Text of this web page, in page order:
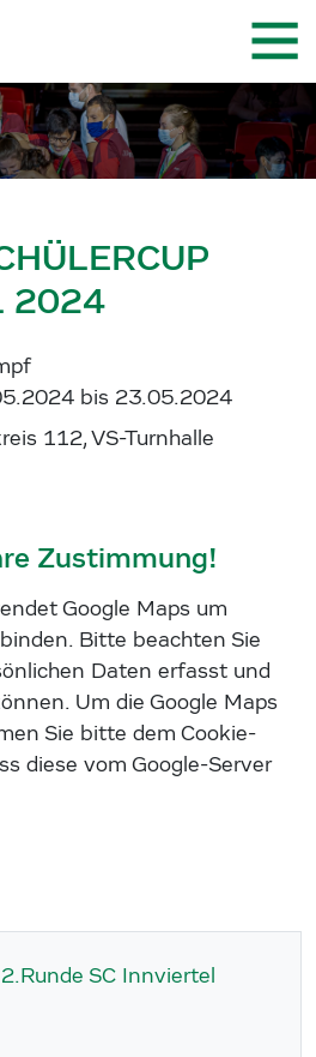
2024
bis 23.05.2024
112, VS-Turnhalle
Zustimmung!
Google Maps um
Bitte beachten Sie
Daten erfasst und
Um die Google Maps
Sie bitte dem Cookie-
diese vom Google-Server
SC Innviertel